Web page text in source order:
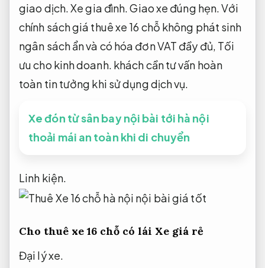
giao dịch.Xe gia đình.Giao xe đúng hẹn.Với
chính sách giá thuê xe 16 chỗ không phát sinh
ngân sách ẩn và có hóa đơn VAT đầy đủ, Tối
ưu cho kinh doanh. khách cần tư vấn hoàn
toàn tin tưởng khi sử dụng dịch vụ.
Xe đón từ sân bay nội bài tới hà nội
thoải mái an toàn khi di chuyển
Linh kiện.
Cho thuê xe 16 chỗ có lái Xe giá rẻ
Đại lý xe.